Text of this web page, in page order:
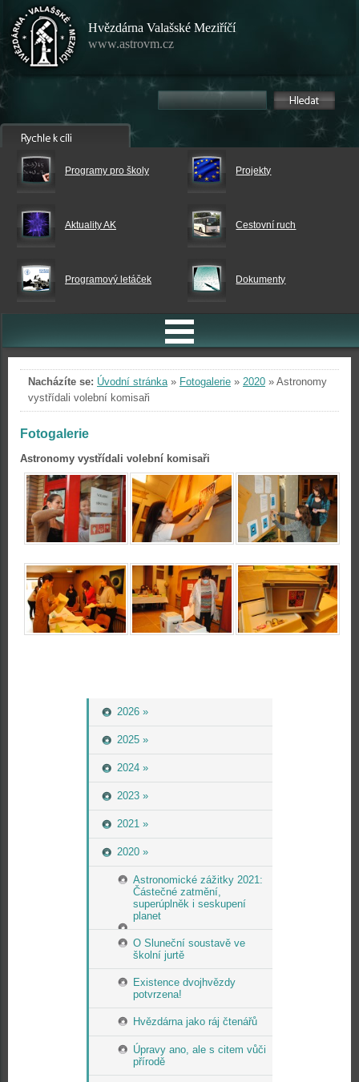
Hvězdárna Valašské Meziříčí
www.astrovm.cz
Programy pro školy Projekty
Aktuality AK Cestovní ruch
Programový letáček Dokumenty
2026 »
2025 »
2024 »
2023 »
2021 »
2020 »
Astronomické zážitky 2021:
Částečné zatmění,
superúplněk i seskupení
planet
O Sluneční soustavě ve
školní jurtě
Existence dvojhvězdy
potvrzena!
Hvězdárna jako ráj čtenářů
Úpravy ano, ale s citem vůči
přírodě
Nacházíte se: Úvodní stránka» Fotogalerie » 2020 » Astronomy
vystřídali volební komisaři
Fotogalerie
Astronomy vystřídali volební komisaři